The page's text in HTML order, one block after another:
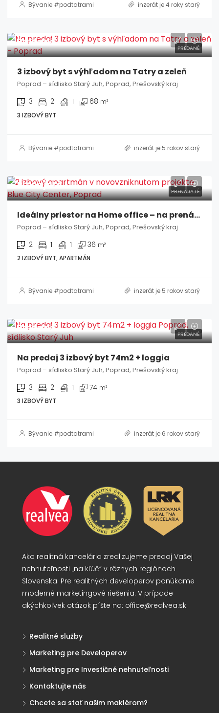
Bývanie #podtatrami inzerát je 4 roky starý
PREDANÉ
Predané
3 izbový byt s výhľadom na Tatry a zeleň
Poprad – sídlisko Starý Juh, Poprad, Prešovský kraj
3 2 1 68 m²
3 IZBOVÝ BYT
Bývanie #podtatrami inzerát je 5 rokov starý
PRENAJATÉ
Prenajaté
Ideálny priestor na Home office – na prenájom 2 izbový apartmán
Poprad – sídlisko Starý Juh, Poprad, Prešovský kraj
2 1 1 36 m²
2 IZBOVÝ BYT, APARTMÁN
Bývanie #podtatrami inzerát je 5 rokov starý
PREDANÉ
Predané
Na predaj 3 izbový byt 74m2 + loggia
Poprad – sídlisko Starý Juh, Poprad, Prešovský kraj
3 2 1 74 m²
3 IZBOVÝ BYT
Bývanie #podtatrami inzerát je 6 rokov starý
Ako realitná kancelária zrealizujeme predaj Vašej
nehnuteľnosti „na kľúč“ v rôznych regiónoch
Slovenska. Pre realitných developerov ponúkame
moderné marketingové riešenia. V prípade
akýchkoľvek otázok píšte na: office@realvea.sk.
Realitné služby
Marketing pre Developerov
Marketing pre Investičné nehnuteľnosti
Kontaktujte nás
Chcete sa stať našim maklérom?